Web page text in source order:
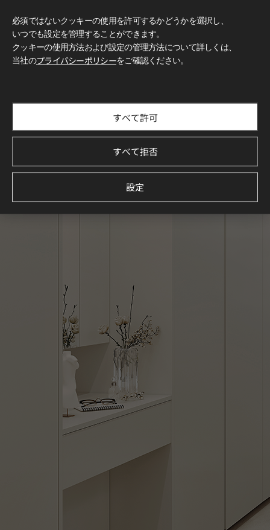
Deco Film
#家具
必須ではないクッキーの使用を許可するかどうかを選択し、
いつでも設定を管理することができます。
クッキーの使用方法および設定の管理方法について詳しくは、
当社のプライバシーポリシーをご確認ください。
すべて許可
すべて拒否
設定